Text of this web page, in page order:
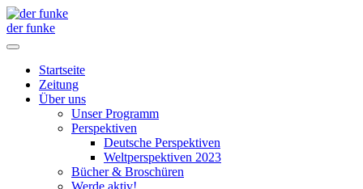
der funke
Startseite
Zeitung
Über uns
Unser Programm
Perspektiven
Deutsche Perspektiven
Weltperspektiven 2023
Bücher & Broschüren
Werde aktiv!